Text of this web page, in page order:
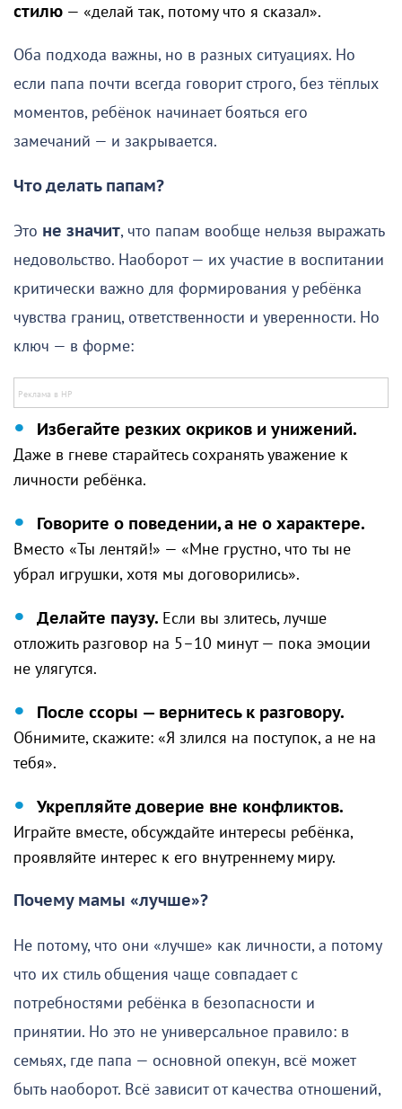
стилю — «делай так, потому что я сказал».
Оба подхода важны, но в разных ситуациях. Но
если папа почти всегда говорит строго, без тёплых
моментов, ребёнок начинает бояться его
замечаний — и закрывается.
Что делать папам?
Это не значит, что папам вообще нельзя выражать
недовольство. Наоборот — их участие в воспитании
критически важно для формирования у ребёнка
чувства границ, ответственности и уверенности. Но
ключ — в форме:
Избегайте резких окриков и унижений.
Даже в гневе старайтесь сохранять уважение к
личности ребёнка.
Говорите о поведении, а не о характере.
Вместо «Ты лентяй!» — «Мне грустно, что ты не
убрал игрушки, хотя мы договорились».
Делайте паузу. Если вы злитесь, лучше
отложить разговор на 5–10 минут — пока эмоции
не улягутся.
После ссоры — вернитесь к разговору.
Обнимите, скажите: «Я злился на поступок, а не на
тебя».
Укрепляйте доверие вне конфликтов.
Играйте вместе, обсуждайте интересы ребёнка,
проявляйте интерес к его внутреннему миру.
Почему мамы «лучше»?
Не потому, что они «лучше» как личности, а потому
что их стиль общения чаще совпадает с
потребностями ребёнка в безопасности и
принятии. Но это не универсальное правило: в
семьях, где папа — основной опекун, всё может
быть наоборот. Всё зависит от качества отношений,